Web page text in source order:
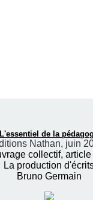
L'essentiel de la
Nathan, juin
collectif, article
La production
Bruno Germain